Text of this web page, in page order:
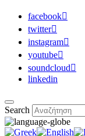
facebook
twitter
instagram
youtube
soundcloud
linkedin
Search